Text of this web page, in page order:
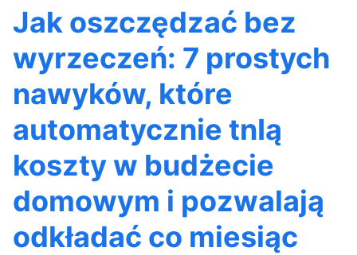
Jak oszczędzać bez
wyrzeczeń: 7 prostych
nawyków, które
automatycznie tnIą
koszty w budżecie
domowym i pozwalają
odkładać co miesiąc